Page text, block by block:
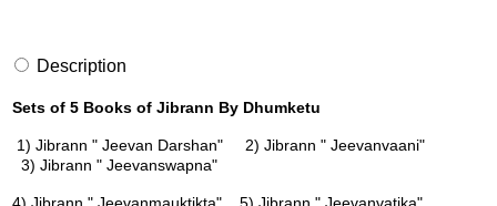
Description
Sets of 5 Books of Jibrann By Dhumketu
1) Jibrann " Jeevan Darshan" 2) Jibrann " Jeevanvaani"
3) Jibrann " Jeevanswapna"